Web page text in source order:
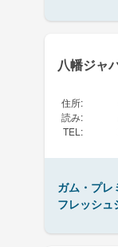
八幡ジャ
住所:
読み:
TEL :
ガム・プレ
フレッシュ